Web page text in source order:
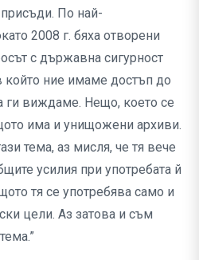
По най-
2008 г. бяха отворени
с държавна сигурност
ние имаме достъп до
виждаме. Нещо, което се
има и унищожени архиви.
тема, аз мисля, че тя вече
усилия при употребата й
тя се употребява само и
цели. Аз затова и съм